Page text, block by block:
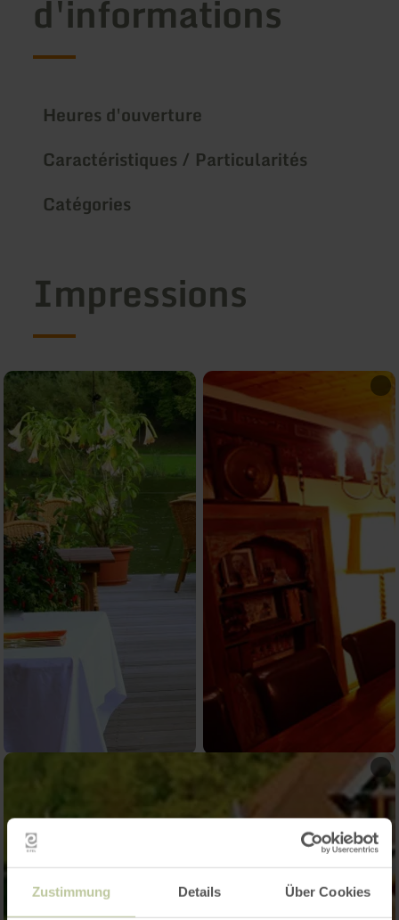
Zustimmung Details Über Cookies
d'informations
Heures d'ouverture
Caractéristiques / Particularités
Catégories
Impressions